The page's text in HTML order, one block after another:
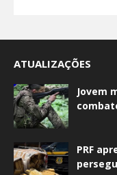
ATUALIZAÇÕES
Jovem
PRF